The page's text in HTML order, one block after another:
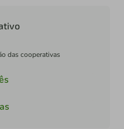
das cooperativas